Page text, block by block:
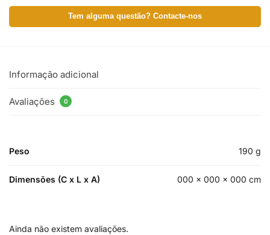
Tem alguma questão? Contacte-nos
Informação adicional
Avaliações 0
Peso 190 g
Dimensões (C x L x A) 000 × 000 × 000 cm
Ainda não existem avaliações.